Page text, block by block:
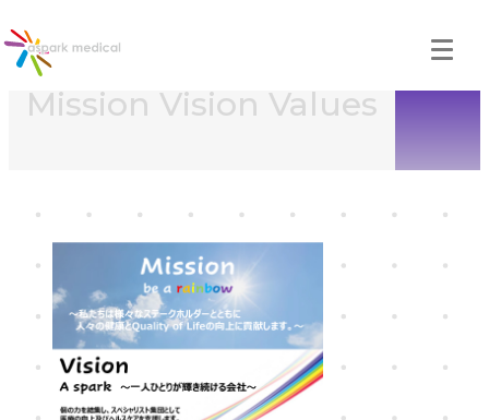
Mission Vision Values